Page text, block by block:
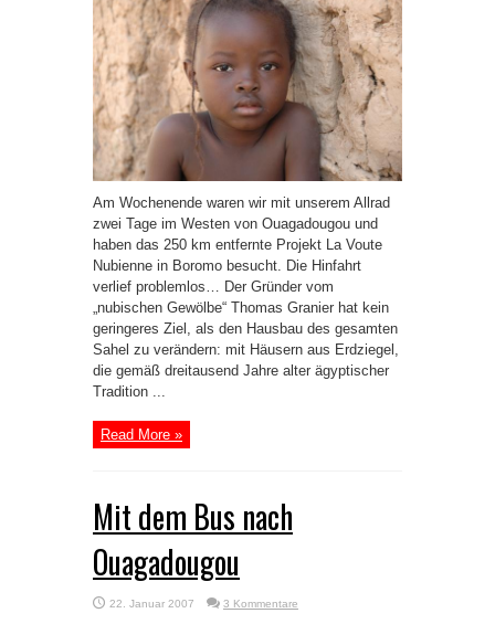
Am Wochenende waren wir mit unserem Allrad
zwei Tage im Westen von Ouagadougou und
haben das 250 km entfernte Projekt La Voute
Nubienne in Boromo besucht. Die Hinfahrt
verlief problemlos… Der Gründer vom
„nubischen Gewölbe“ Thomas Granier hat kein
geringeres Ziel, als den Hausbau des gesamten
Sahel zu verändern: mit Häusern aus Erdziegel,
die gemäß dreitausend Jahre alter ägyptischer
Tradition ...
Read More »
Mit dem Bus nach
Ouagadougou
22. Januar 2007 3 Kommentare